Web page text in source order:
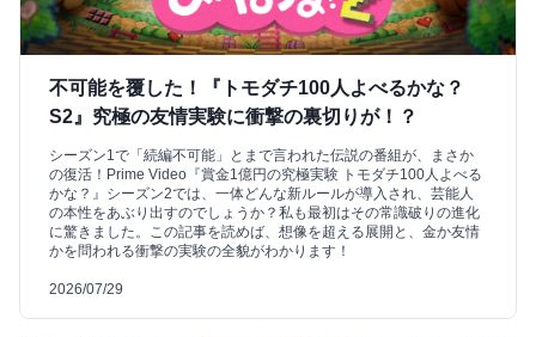
不可能を覆した！『トモダチ100人よべるかな？
S2』究極の友情実験に衝撃の裏切りが！？
シーズン1で「続編不可能」とまで言われた伝説の番組が、まさか
の復活！Prime Video『賞金1億円の究極実験 トモダチ100人よべる
かな？』シーズン2では、一体どんな新ルールが導入され、芸能人
の本性をあぶり出すのでしょうか？私も最初はその常識破りの進化
に驚きました。この記事を読めば、想像を超える展開と、金か友情
かを問われる衝撃の実験の全貌がわかります！
2026/07/29